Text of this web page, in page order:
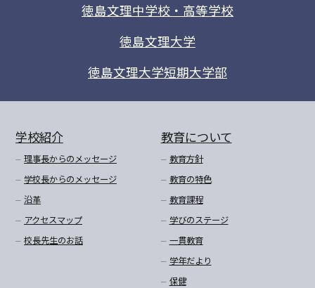
徳島文理中学校・高等学校
徳島文理大学
徳島文理大学短期大学部
学校紹介
理事長からのメッセージ
学校長からのメッセージ
沿革
アクセスマップ
校長先生のお話
教育について
教育方針
教育の特色
教育課程
学びのステージ
一貫教育
学年だより
保健